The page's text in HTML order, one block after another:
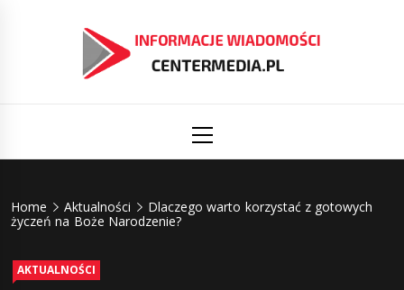
Menu
Home Aktualności
Dlaczego warto korzystać z gotowych
życzeń na Boże Narodzenie?
AKTUALNOŚCI